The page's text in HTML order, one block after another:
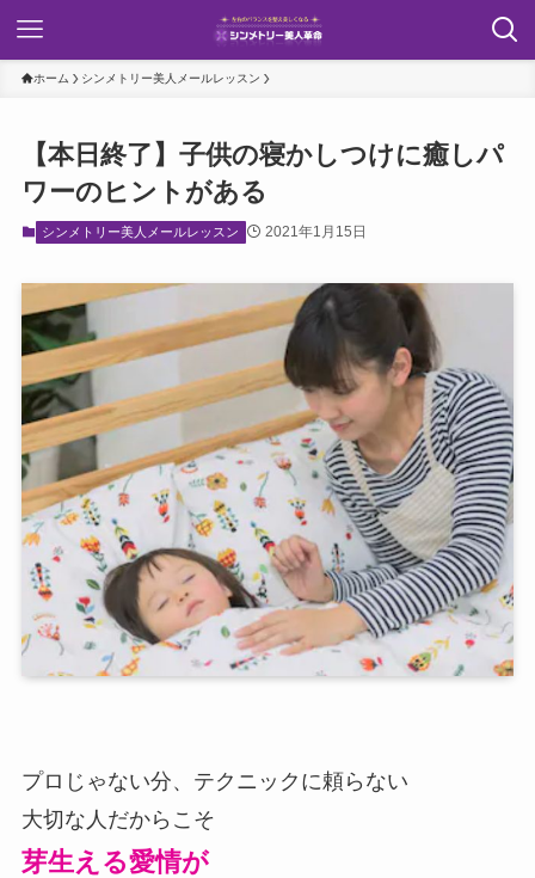
ホーム シンメトリー美人メールレッスン
【本日終了】子供の寝かしつけに癒しパ
ワーのヒントがある
シンメトリー美人メールレッスン 2021年1月15日
プロじゃない分、テクニックに頼らない
大切な人だからこそ
芽生える愛情が